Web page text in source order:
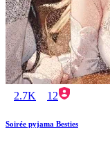
2.7K 12
Soirée pyjama Besties